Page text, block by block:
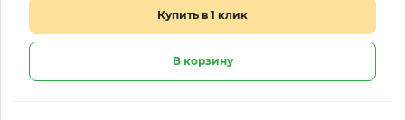
Купить в 1 клик
В корзину